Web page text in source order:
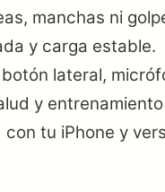
manchas ni
y carga estable.
lateral,
y
tu iPhone y